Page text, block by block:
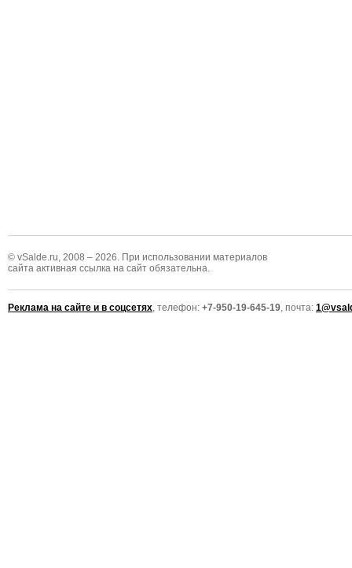
© vSalde.ru, 2008 – 2026. При использовании материалов
сайта активная ссылка на сайт обязательна.
Реклама на сайте и в соцсетях, телефон: +7-950-19-645-19, почта: